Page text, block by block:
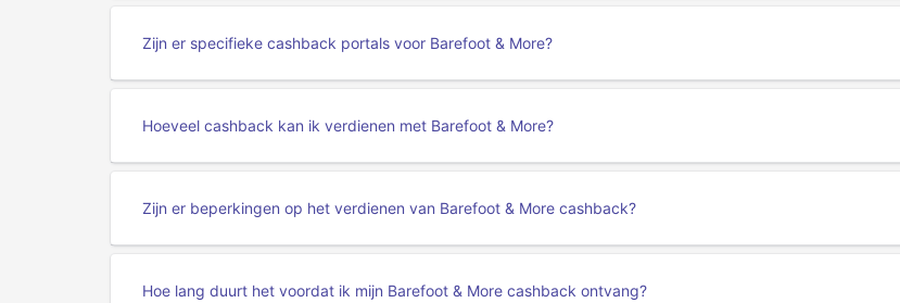
Zijn er specifieke cashback portals voor Barefoot & More?
Hoeveel cashback kan ik verdienen met Barefoot & More?
Zijn er beperkingen op het verdienen van Barefoot & More cashback?
Hoe lang duurt het voordat ik mijn Barefoot & More cashback ontvang?